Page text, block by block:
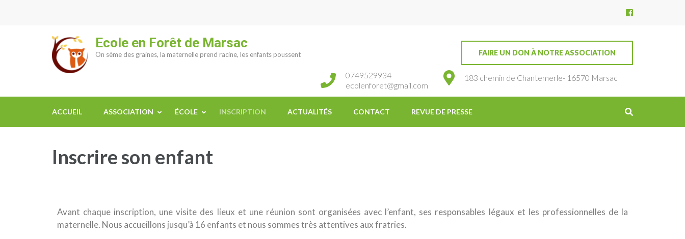
Ecole en Forêt de Marsac
On sème des graines, la maternelle prend racine, les enfants poussent FAIRE UN DON À NOTRE ASSOCIATION
183 chemin de Chantemerle- 16570 Marsac
0749529934
ecolenforet@gmail.com
ACCUEIL ASSOCIATION ÉCOLE INSCRIPTION ACTUALITÉS CONTACT REVUE DE PRESSE
Inscrire son enfant
Avant chaque inscription, une visite des lieux et une réunion sont organisées avec l’enfant, ses responsables légaux et les professionnelles de la
maternelle. Nous accueillons jusqu’à 16 enfants et nous sommes très attentives aux fratries.